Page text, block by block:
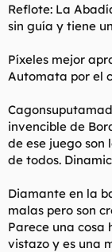
Reflote: La
sin guía y tiene
Píxeles mejor
Automata por el
invencible de
de ese juego son
de todos.
Diamante en la
malas pero son
Parece una cosa
vistazo y es una